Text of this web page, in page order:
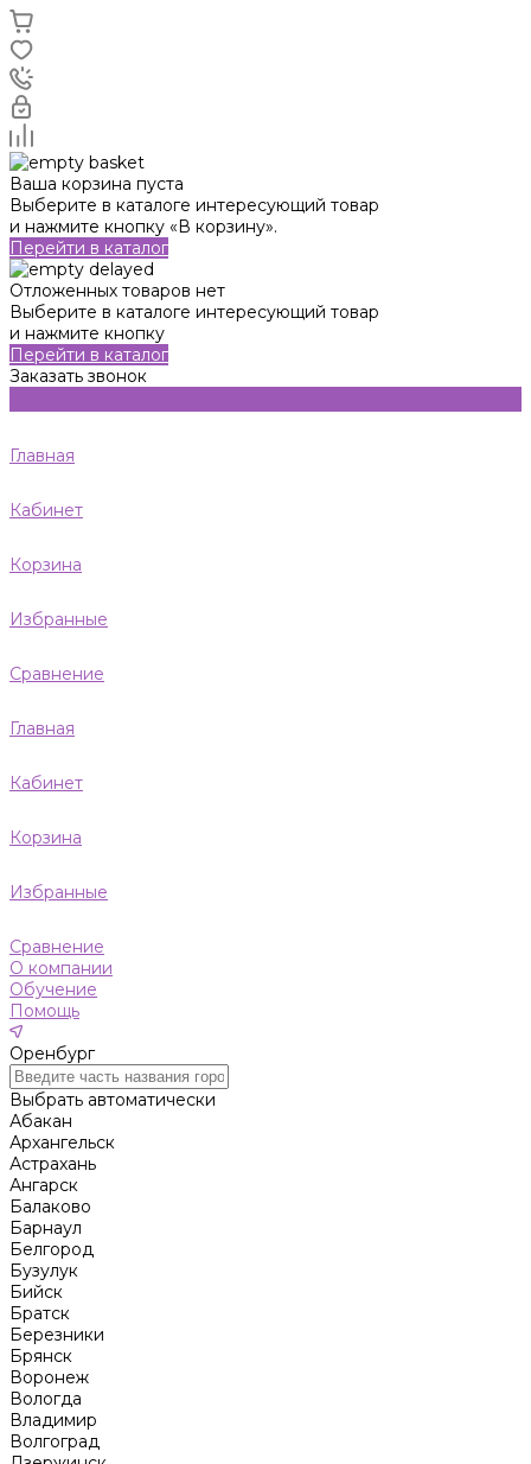
Ваша корзина пуста
Выберите в каталоге интересующий товар
и нажмите кнопку «В корзину».
Перейти в каталог
Отложенных товаров нет
Выберите в каталоге интересующий товар
и нажмите кнопку
Перейти в каталог
Заказать звонок
Главная
Кабинет
Корзина
Избранные
Сравнение
Главная
Кабинет
Корзина
Избранные
Сравнение
О компании
Обучение
Помощь
Оренбург
Выбрать автоматически
Абакан
Архангельск
Астрахань
Ангарск
Балаково
Барнаул
Белгород
Бузулук
Бийск
Братск
Березники
Брянск
Воронеж
Вологда
Владимир
Волгоград